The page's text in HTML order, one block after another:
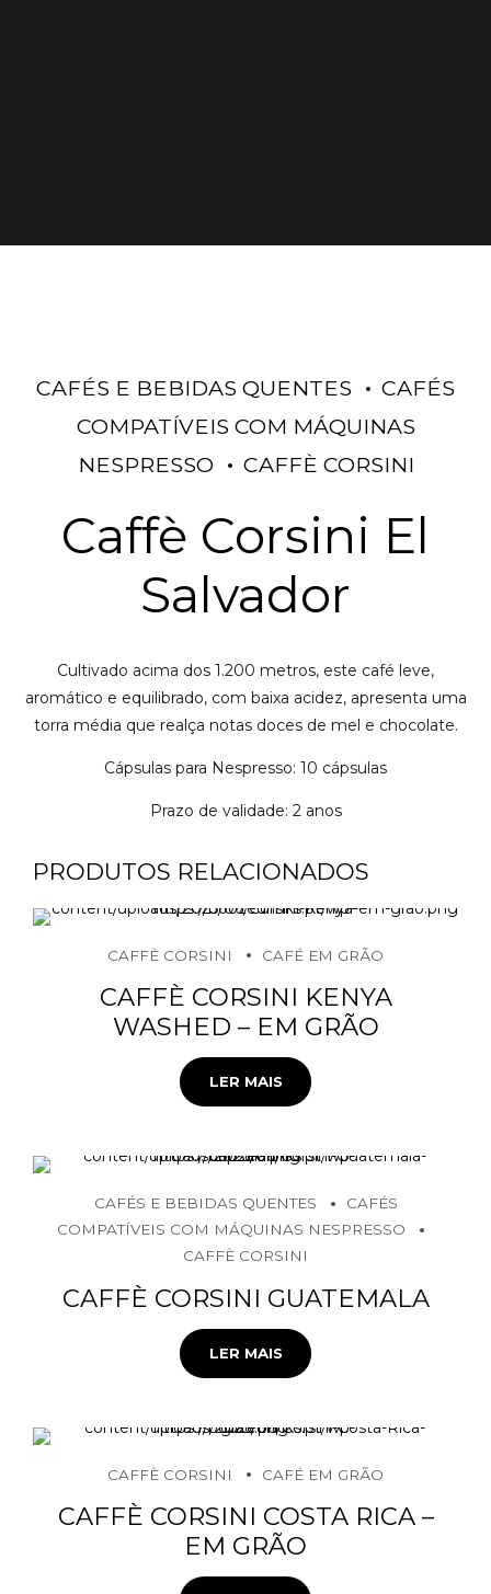
CAFÉS E BEBIDAS QUENTES
CAFÉS
COMPATÍVEIS COM MÁQUINAS
NESPRESSO
CAFFÈ CORSINI
Caffè Corsini El
Salvador
Cultivado acima dos 1.200 metros, este café leve,
aromático e equilibrado, com baixa acidez, apresenta uma
torra média que realça notas doces de mel e chocolate.
Cápsulas para Nespresso: 10 cápsulas
Prazo de validade: 2 anos
PRODUTOS RELACIONADOS
CAFFÈ CORSINI CAFÉ EM GRÃO
CAFFÈ CORSINI KENYA
WASHED – EM GRÃO
LER MAIS
CAFÉS E BEBIDAS QUENTES
CAFÉS
COMPATÍVEIS COM MÁQUINAS NESPRESSO
CAFFÈ CORSINI
CAFFÈ CORSINI GUATEMALA
LER MAIS
CAFFÈ CORSINI CAFÉ EM GRÃO
CAFFÈ CORSINI COSTA RICA –
EM GRÃO